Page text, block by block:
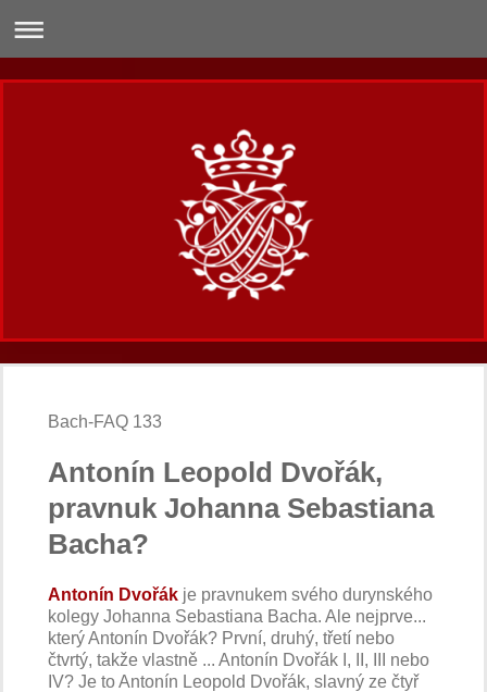
Bach-FAQ 133
Antonín Leopold Dvořák,
pravnuk Johanna Sebastiana
Bacha?
Antonín Dvořák je pravnukem svého durynského
kolegy Johanna Sebastiana Bacha. Ale nejprve...
který Antonín Dvořák? První, druhý, třetí nebo
čtvrtý, takže vlastně ... Antonín Dvořák I, II, III nebo
IV? Je to Antonín Leopold Dvořák, slavný ze čtyř